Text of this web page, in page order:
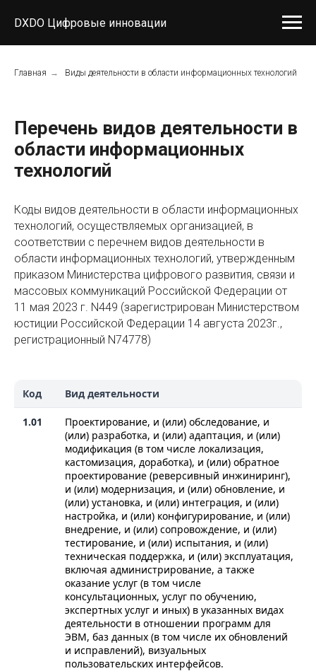
DXDO Цифровые инновации
Главная → Виды деятельности в области информационных технологий
Перечень видов деятельности в
области информационных
технологий
Коды видов деятельности в области информационных
технологий, осуществляемых организацией, в
соответствии с перечнем видов деятельности в
области информационных технологий, утвержденным
приказом Министерства цифрового развития, связи и
массовых коммуникаций Российской Федерации от
11 мая 2023 г. N449 (зарегистрирован Министерством
юстиции Российской Федерации 14 августа 2023г.,
регистрационный N74778)
Код Вид деятельности
1.01
Проектирование, и (или) обследование, и
(или) разработка, и (или) адаптация, и (или)
модификация (в том числе локализация,
кастомизация, доработка), и (или) обратное
проектирование (реверсивный инжиниринг),
и (или) модернизация, и (или) обновление, и
(или) установка, и (или) интеграция, и (или)
настройка, и (или) конфигурирование, и (или)
внедрение, и (или) сопровождение, и (или)
тестирование, и (или) испытания, и (или)
техническая поддержка, и (или) эксплуатация,
включая администрирование, а также
оказание услуг (в том числе
консультационных, услуг по обучению,
экспертных услуг и иных) в указанных видах
деятельности в отношении программ для
ЭВМ, баз данных (в том числе их обновлений
и исправлений), визуальных
пользовательских интерфейсов.